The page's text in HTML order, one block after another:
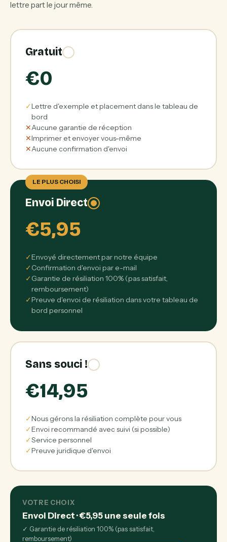
lettre part le jour même.
Gratuit
€0
✓Lettre d'exemple et placement dans le tableau de
bord
✕Aucune garantie de réception
✕Imprimer et envoyer vous-même
✕Aucune confirmation d'envoi
LE PLUS CHOISI
Envoi Direct
€5,95
✓Envoyé directement par notre équipe
✓Confirmation d'envoi par e-mail
✓Garantie de résiliation 100% (pas satisfait,
remboursement)
✓Preuve d'envoi de résiliation dans votre tableau de
bord personnel
Sans souci !
€14,95
✓Nous gérons la résiliation complète pour vous
✓Envoi recommandé avec suivi (si possible)
✓Service personnel
✓Preuve juridique d'envoi
VOTRE CHOIX
Envoi Direct ·€5,95 une seule fois
✓ Garantie de résiliation 100% (pas satisfait,
remboursement)